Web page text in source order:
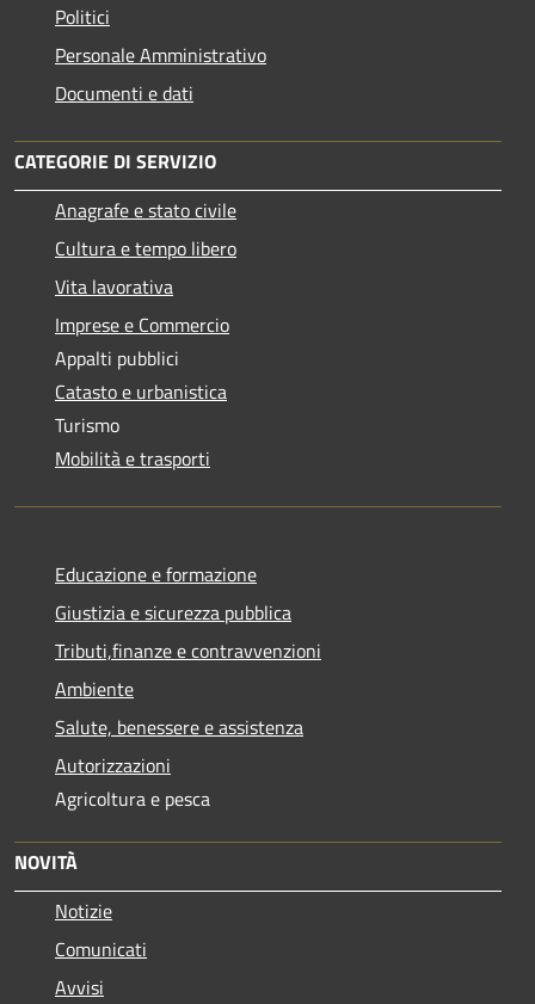
Politici
Personale Amministrativo
Documenti e dati
CATEGORIE DI SERVIZIO
Anagrafe e stato civile
Cultura e tempo libero
Vita lavorativa
Imprese e Commercio
Appalti pubblici
Catasto e urbanistica
Turismo
Mobilità e trasporti
Educazione e formazione
Giustizia e sicurezza pubblica
Tributi,finanze e contravvenzioni
Ambiente
Salute, benessere e assistenza
Autorizzazioni
Agricoltura e pesca
NOVITÀ
Notizie
Comunicati
Avvisi